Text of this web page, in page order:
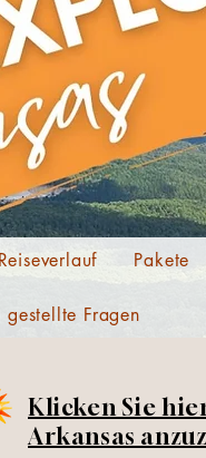
Reiseverlauf Pakete
gestellte Fragen
Klicken Sie
Arkansas